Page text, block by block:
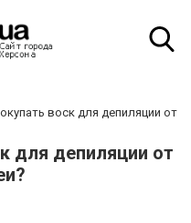
воск для депиляции от
для депиляции от